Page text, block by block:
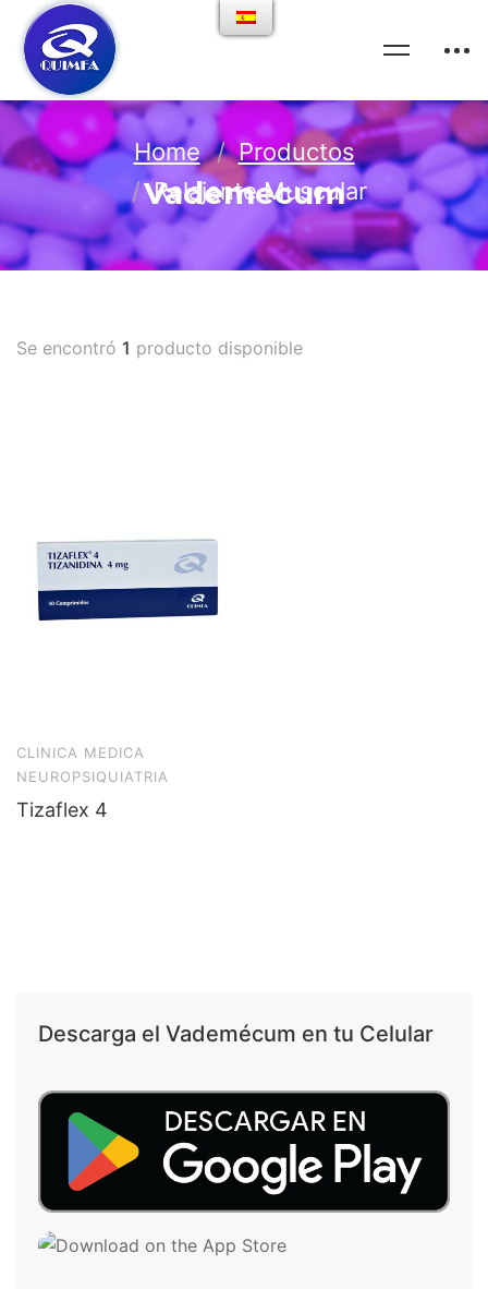
Vademecum
Home
Productos
Relajante Muscular
Descarga el Vademécum en tu Celular
Se encontró 1 producto disponible
CLINICA MEDICA
NEUROPSIQUIATRIA
Tizaflex 4